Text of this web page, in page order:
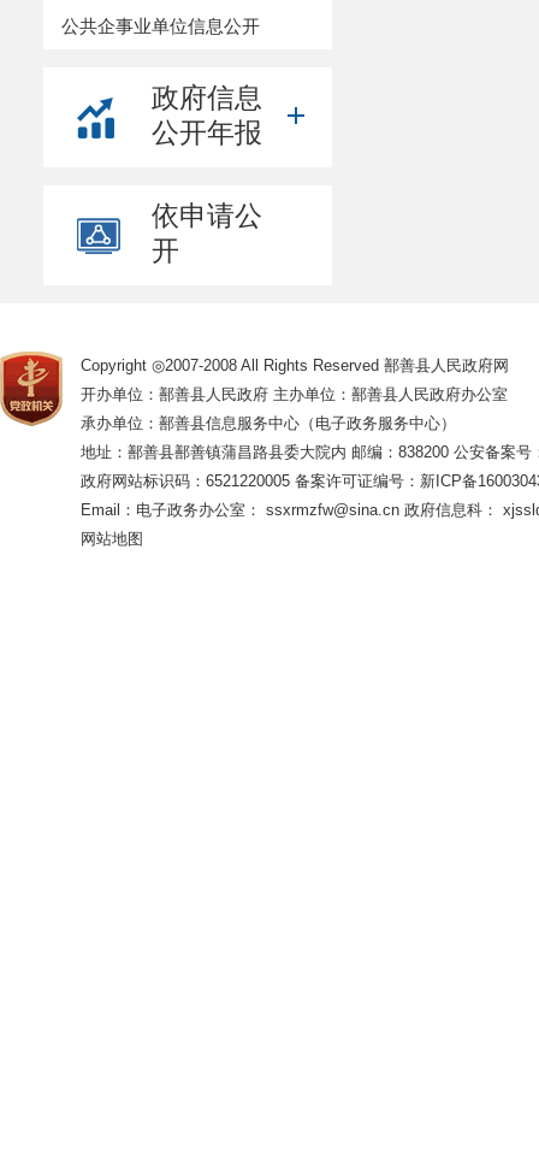
公共企事业单位信息公开
政府信息
公开年报
依申请公
开
Copyright ◎2007-2008 All Rights Reserved 鄯善县人民政府网
开办单位：鄯善县人民政府 主办单位：鄯善县人民政府办公室
承办单位：鄯善县信息服务中心（电子政务服务中心）
地址：鄯善县鄯善镇蒲昌路县委大院内 邮编：838200 公安备案号
政府网站标识码：6521220005 备案许可证编号：新ICP备
Email：电子政务办公室： ssxrmzfw@sina.cn 政府信息科：
网站地图